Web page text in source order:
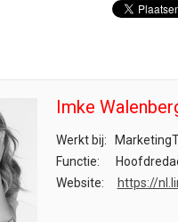
Imke
Werkt bij:
Functie:
Website:
https://